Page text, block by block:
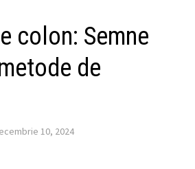
colon: Semne
de
10, 2024